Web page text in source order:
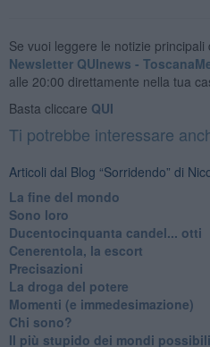
Se vuoi leggere le notizie
Newsletter QUInews -
alle 20:00 direttamente nella tua
Basta cliccare QUI
Ti potrebbe interessare
Articoli dal Blog “Sorridendo” di
La fine del mondo
Sono loro
Ducentocinquanta candel... otti
Cenerentola, la escort
Precisazioni
La droga del potere
Momenti (e immedesimazione)
Chi sono?
Il più stupido dei mondi possibili